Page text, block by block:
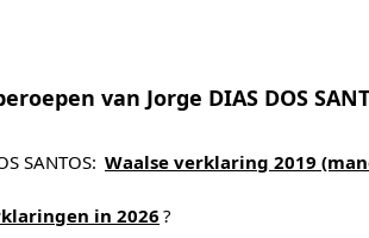
van Jorge DIAS DOS
SANTOS: Waalse verklaring 2019
in 2026?